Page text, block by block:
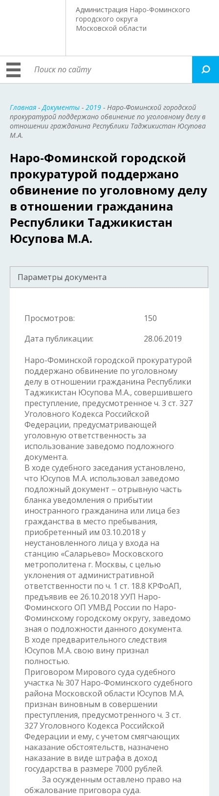
Администрация Наро-Фоминского
городского округа
Московской области
Главная -Документы - 2019 - Наро-Фоминской городской
прокуратурой поддержано обвинение по уголовному делу в
отношении гражданина Республики Таджикистан Юсупова
М.А.
Наро-Фоминской городской
прокуратурой поддержано
обвинение по уголовному делу
в отношении гражданина
Республики Таджикистан
Юсупова М.А.
Параметры документа
Просмотров:
150
Дата публикации:
28.06.2019
Наро-Фоминской городской прокуратурой
поддержано обвинение по уголовному
делу в отношении гражданина Республики
Таджикистан Юсупова М.А., совершившего
преступление, предусмотренное ч. 3 ст. 327
Уголовного Кодекса Российской
Федерации, предусматривающей
уголовную ответственность за
использование заведомо подложного
документа.
В ходе судебного заседания установлено,
что Юсупов М.А. использовал заведомо
подложный документ – отрывную часть
бланка уведомления о прибытии
иностранного гражданина или лица без
гражданства в место пребывания,
приобретенный им 03.10.2018 у
неустановленного лица у входа на
станцию «Саларьево» Московского
метрополитена г. Москвы, с целью
уклонения от административной
ответственности по ч. 1 ст. 18.8 КРФоАП,
предъявив ее 26.10.2018 УУП Наро-
Фоминского ОП УМВД России по Наро-
Фоминскому городскому округу, заведомо
зная о подложности данного документа.
В ходе предварительного следствия
Юсупов М.А. свою вину признал
полностью.
Приговором Мирового суда судебного
участка № 307 Наро-Фоминского судебного
района Московской области Юсупов М.А.
признан виновным в совершении
преступления, предусмотренного ч. 3 ст.
327 Уголовного Кодекса Российской
Федерации и ему, с учетом смягчающих
наказание обстоятельств, назначено
наказание в виде штрафа в доход
государства в размере 7000 рублей.
За осужденным оставлено право на
обжалование приговора суда.